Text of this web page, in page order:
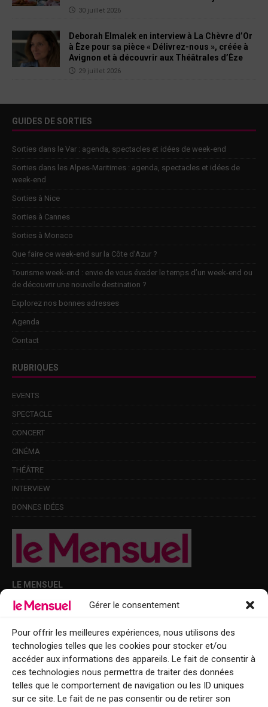
Gérer le consentement
Pour offrir les meilleures expériences, nous utilisons des
technologies telles que les cookies pour stocker et/ou
accéder aux informations des appareils. Le fait de consentir à
ces technologies nous permettra de traiter des données
telles que le comportement de navigation ou les ID uniques
sur ce site. Le fait de ne pas consentir ou de retirer son
30 juillet 2026
Deborah Elmalek en interview à La Chèvre d’Or
à Èze pour sa pièce « Délivrez-nous », créée à
Avignon et à découvrir aux Théâtrales d’Èze
29 juillet 2026
GUIDES DE SORTIES
Sorties dans le Var : agenda, spectacles et idées de week-end
Sorties dans les Alpes-Maritimes : agenda, spectacles et idées de
week-end
Sorties à Nice
Sorties à Cannes
Sorties à Monaco
Que faire ce week-end sur la Côte d’Azur ?
Tourisme week-end : envie de vous évader le temps d’un week-end ou
de découvrir une nouvelle destination ?
Explorez nos bonnes adresses
Agenda
Contact
RUBRIQUES
EVENTS
SPECTACLE
CONCERT
CINÉMA
THÉÂTRE
INTERVIEW
BONNES IDÉES
LE MENSUEL
Points de diffusion Var et Alpes-Maritimes : oû trouver Le Mensuel ?
Le Mensuel en PDF : consultez le magazine en ligne
Qui sommes-nous ?
BFM Top Sorties
EVENT